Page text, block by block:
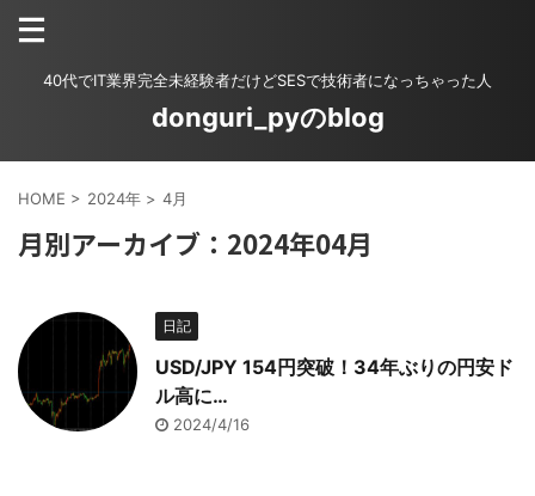
40代でIT業界完全未経験者だけどSESで技術者になっちゃった人
donguri_pyのblog
HOME > 2024年 > 4月
月別アーカイブ：2024年04月
日記
USD/JPY 154円突破！34年ぶりの円安ド
ル高に…
2024/4/16